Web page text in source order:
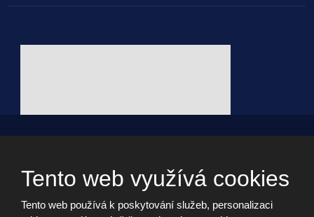
Informační memorandum
Tento web využívá cookies
Tento web používá k poskytování služeb, personalizaci